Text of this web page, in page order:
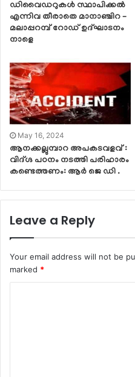
ഡിവൈഡറുകൾ സ്ഥാപിക്കൽ
എന്നിവ തീരാതെ മാനാഞ്ചിറ –
മലാപ്പറമ്പ് റോഡ് ഉദ്ഘാടനം
നാളെ
May 16, 2024
ആനക്കല്ലുമ്പാറ അപകടവളവ് :
വിദ്ഗ്ദ പഠനം നടത്തി പരിഹാരം
കണ്ടെത്തണം: ആർ ജെ ഡി .
Leave a Reply
Your email address will not be
marked *